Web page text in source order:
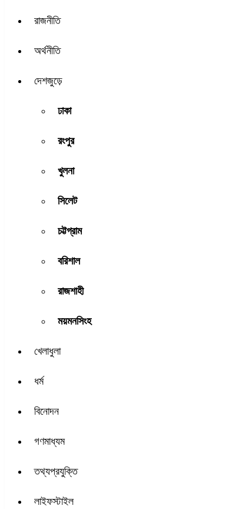
রাজনীতি
অর্থনীতি
দেশজুড়ে
ঢাকা
রংপুর
খুলনা
সিলেট
চট্টগ্রাম
বরিশাল
রাজশাহী
ময়মনসিংহ
খেলাধুলা
ধর্ম
বিনোদন
গণমাধ্যম
তথ্যপ্রযুক্তি
লাইফস্টাইল